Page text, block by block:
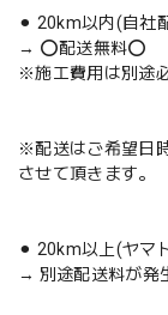
⚫︎ 20km以内(自社
→ ⭕️配送無料⭕️
※施工費用は別途
※配送はご希望日
させて頂きます。
⚫︎ 20km以上(ヤマ
→ 別途配送料が発